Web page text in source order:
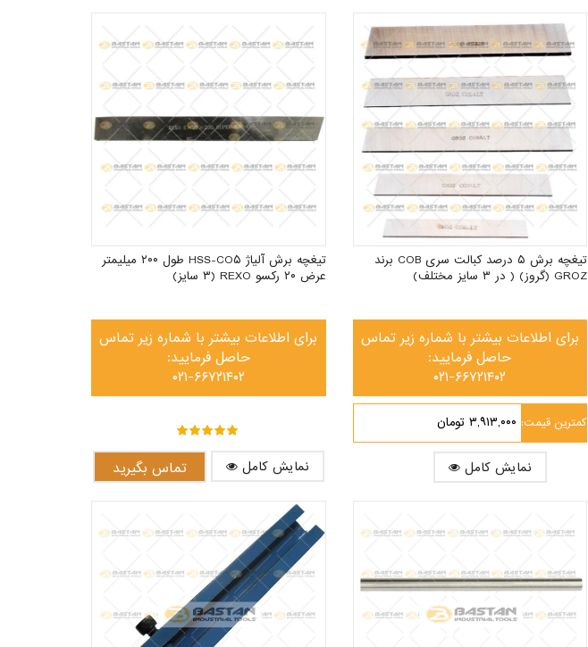
تیغچه برش ۵ درصد کبالت سری COB برند
GROZ (گروز) ( در ۳ سایز مختلف)
برای اطلاعات بیشتر با شماره زیر تماس
حاصل فرمایید:
۰۲۱-۶۶۷۲۱۴۰۲
۳,۹۱۳,۰۰۰ تومان کمترین قیمت:
نمایش کامل
تیغچه برش آلیاژ HSS-CO۵ طول ۲۰۰ میلیمتر
عرض ۲۰ رکسو REXO (۳ سایز)
برای اطلاعات بیشتر با شماره زیر تماس
حاصل فرمایید:
۰۲۱-۶۶۷۲۱۴۰۲
نمایش کامل تماس بگیرید